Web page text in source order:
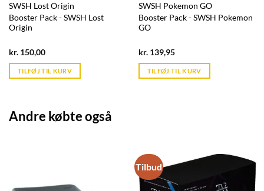
SWSH Lost Origin
Booster Pack - SWSH Lost
Origin
kr. 150,00Current
is:
kr. 39,95.
TILFØJ TIL KURV
SWSH Pokemon GO
Booster Pack - SWSH Pokemon
GO
kr.139,95Current
is:
kr. 39,95.
TILFØJ TIL KURV
Andre købte også
Tilbud